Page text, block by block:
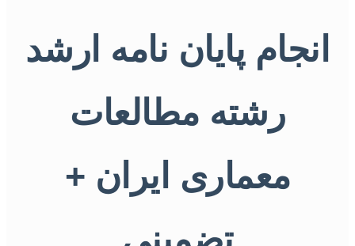
انجام پایان نامه ارشد
رشته مطالعات
معماری ایران +